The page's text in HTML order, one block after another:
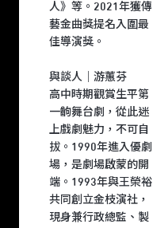
人》等。2021年獲傳
藝金曲獎提名入圍最
佳導演獎。
與談人｜游蕙芬
高中時期觀賞生平第
一齣舞台劇，從此迷
上戲劇魅力，不可自
拔。1990年進入優劇
場，是劇場啟蒙的開
端。1993年與王榮裕
共同創立金枝演社，
現身兼行政總監、製